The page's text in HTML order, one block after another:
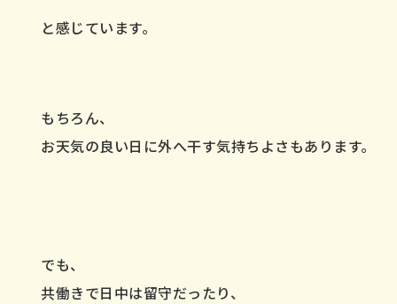
と感じています。
もちろん、
お天気の良い日に外へ干す気持ちよさもあります。
でも、
共働きで日中は留守だったり、